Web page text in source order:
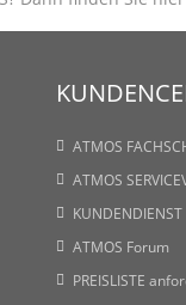
ATMOS
ATMOS
KUNDENDIENST
ATMOS Forum
PREISLISTE